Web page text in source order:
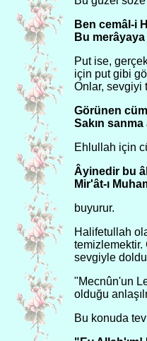
Ben cemâl-i
Bu merâyaya
Put ise,
için put gibi
Onlar, sevgiyi
Görünen
Sakın sanma
Ehlullah için
Âyinedir bu
Mir'ât-ı
buyurur.
Halifetullah
sevgiyle
"Mecnûn'un
olduğu
Bu konuda